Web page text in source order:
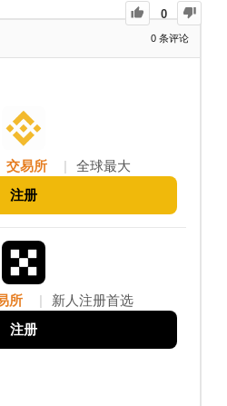
0
0 条评论
交易所 全球最大
注册
所 新人注册首选
注册